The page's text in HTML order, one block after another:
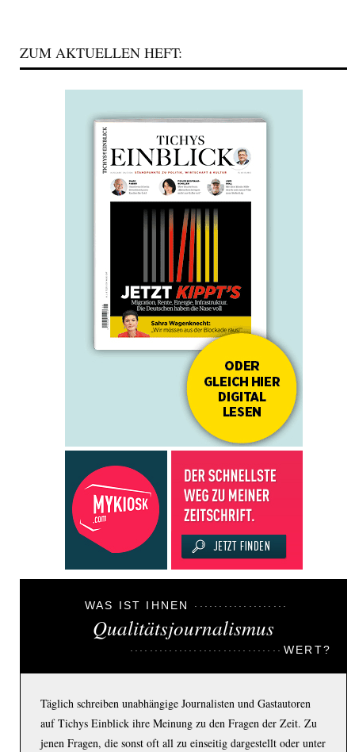
ZUM AKTUELLEN HEFT:
WAS IST IHNEN
Qualitätsjournalismus
WERT?
Täglich schreiben unabhängige Journalisten und Gastautoren
auf Tichys Einblick ihre Meinung zu den Fragen der Zeit. Zu
jenen Fragen, die sonst oft all zu einseitig dargestellt oder unter